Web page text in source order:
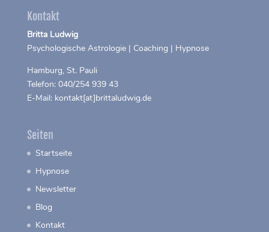
Kontakt
Britta Ludwig
Psychologische Astrologie | Coaching | Hypnose
Hamburg, St. Pauli
Telefon: 040/254 939 43
E-Mail: kontakt[at]brittaludwig.de
Seiten
Startseite
Hypnose
Newsletter
Blog
Kontakt